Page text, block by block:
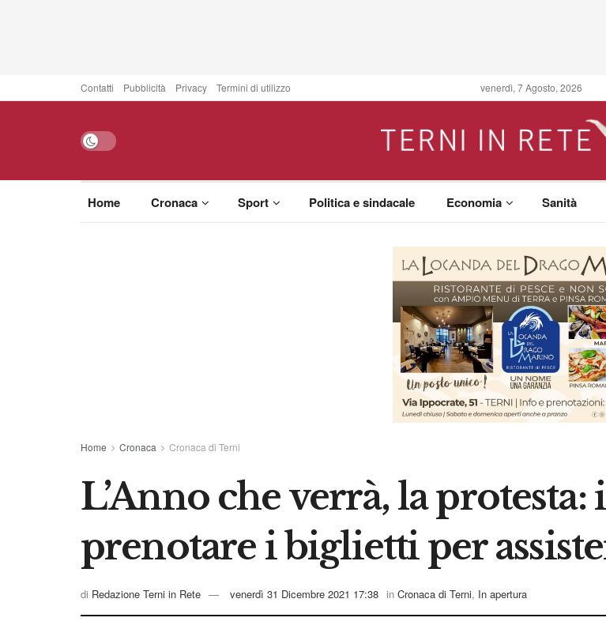
Contatti Pubblicità Privacy Termini di utilizzo venerdì, 7 Agosto, 2026
Home Cronaca Sport Politica e sindacale Economia Sanità
Home Cronaca Cronaca di Terni
L’Anno che verrà, la
prenotare i biglietti per
di Redazione Terni in Rete venerdì 31 Dicembre 2021 17:38 in Cronaca di Terni, In apertura